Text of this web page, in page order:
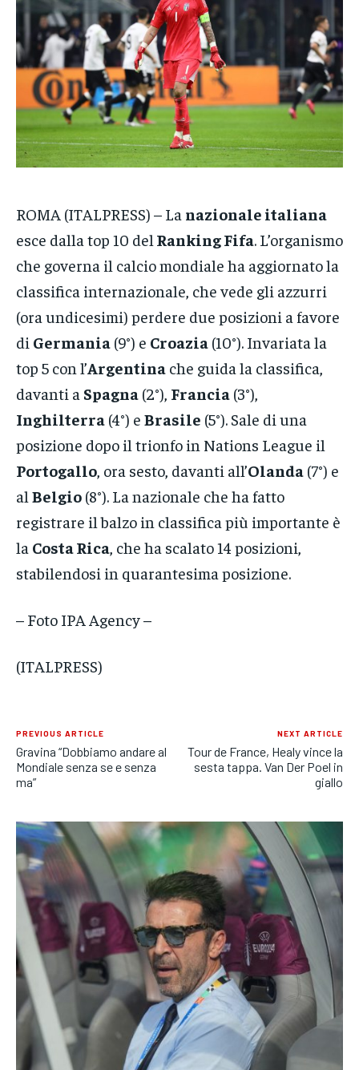
POLITICA
ECONOMIA
SPORT
GRUPPO
CONTATTI
POLITICA
ECONOMIA
SPORT
GRUPPO
CONTATTI
POLITICA
ECONOMIA
SPORT
GRUPPO
CONTATTI
ROMA (ITALPRESS) – La nazionale italiana
esce dalla top 10 del Ranking Fifa. L’organismo
che governa il calcio mondiale ha aggiornato la
classifica internazionale, che vede gli azzurri
(ora undicesimi) perdere due posizioni a favore
di Germania (9°) e Croazia (10°). Invariata la
top 5 con l’Argentina che guida la classifica,
davanti a Spagna (2°), Francia (3°),
Inghilterra (4°) e Brasile (5°). Sale di una
posizione dopo il trionfo in Nations League il
Portogallo , ora sesto, davanti all’Olanda (7°) e
al Belgio (8°). La nazionale che ha fatto
registrare il balzo in classifica più importante è
la Costa Rica , che ha scalato 14 posizioni,
stabilendosi in quarantesima posizione.
– Foto IPA Agency –
(ITALPRESS)
PREVIOUS ARTICLE
Gravina “Dobbiamo andare al
Mondiale senza se e senza
ma”
NEXT ARTICLE
Tour de France, Healy vince la
sesta tappa. Van Der Poel in
giallo